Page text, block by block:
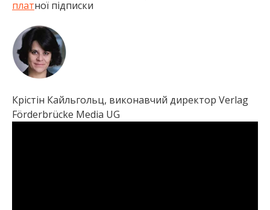
платної підписки
Крістін Кайльгольц, виконавчий директор Verlag
Förderbrücke Media UG